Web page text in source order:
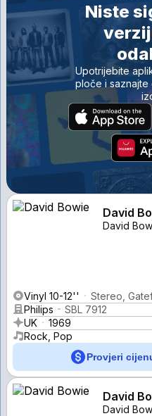
Niste
Upotrijebite
ploče i
David
David
Vinyl 10-12''
Stereo,
Philips
SBL 7912
UK
1969
Rock, Pop
Provjeri
David
David